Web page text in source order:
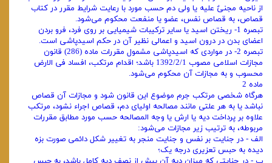
از ناحیه مجنیٌ علیه یا ولی دم حسب مورد با رعایت شرایط مقرر در کتاب
قصاص، به قصاص نفس، عضو یا منفعت محکوم می‌شود.
تبصره 1- ریختن اسید یا سایر ترکیبات شیمیایی بر روی فرد، فرو بردن
اعضای بدن در درون اسید و اعمالی نظیر آن در حکم اسیدپاشی است.
تبصره 2- در مواردی که اسیدپاشی مشمول مقررات ماده (286) قانون
مجازات اسلامی مصوب 1392/2/1 باشد؛ اقدام مرتکب، افساد فی الارض
محسوب و به مجازات آن محکوم می‌شود.
ماده 2
هرگاه شخصی مرتکب جرم موضوع این قانون شود و مجازات آن قصاص
نباشد یا به هر علتی مانند مصالحه اولیای دم، قصاص اجراء نشود، مرتکب
علاوه بر پرداخت دیه یا ارش یا وجه المصالحه حسب مورد مطابق مقررات
مربوطه، به ترتیب زیر مجازات می‌شود:
الف - در جنایت بر نفس و جنایت منجر به تغییر شکل دائمی صورت بزه
دیده به حبس تعزیری درجه یک؛